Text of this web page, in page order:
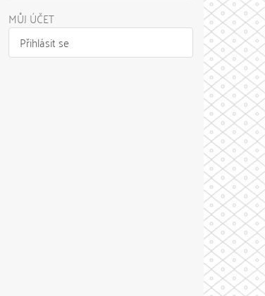
MŮJ ÚČET
Přihlásit se